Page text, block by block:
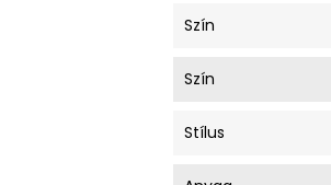
Szín
Szín
Stílus